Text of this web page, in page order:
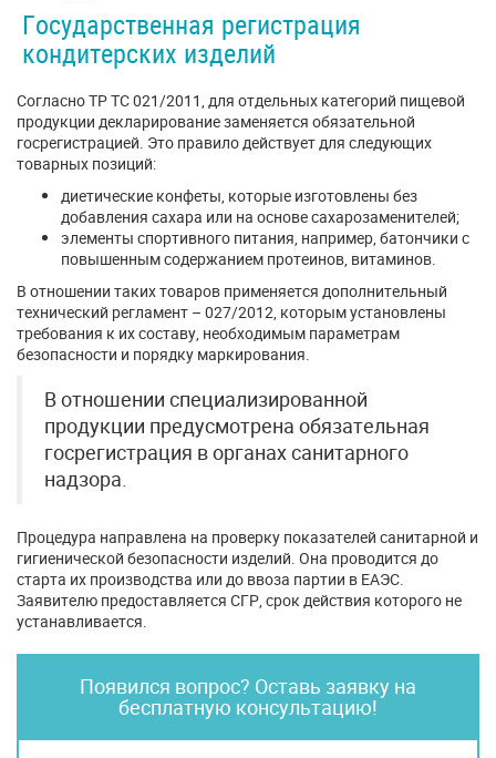
Государственная регистрация
кондитерских изделий
Согласно ТР ТС 021/2011, для отдельных категорий пищевой
продукции декларирование заменяется обязательной
госрегистрацией. Это правило действует для следующих
товарных позиций:
диетические конфеты, которые изготовлены без
добавления сахара или на основе сахарозаменителей;
элементы спортивного питания, например, батончики с
повышенным содержанием протеинов, витаминов.
В отношении таких товаров применяется дополнительный
технический регламент – 027/2012, которым установлены
требования к их составу, необходимым параметрам
безопасности и порядку маркирования.
В отношении специализированной
продукции предусмотрена обязательная
госрегистрация в органах санитарного
надзора.
Процедура направлена на проверку показателей санитарной и
гигиенической безопасности изделий. Она проводится до
старта их производства или до ввоза партии в ЕАЭС.
Заявителю предоставляется СГР, срок действия которого не
устанавливается.
Появился вопрос? Оставь заявку на
бесплатную консультацию!